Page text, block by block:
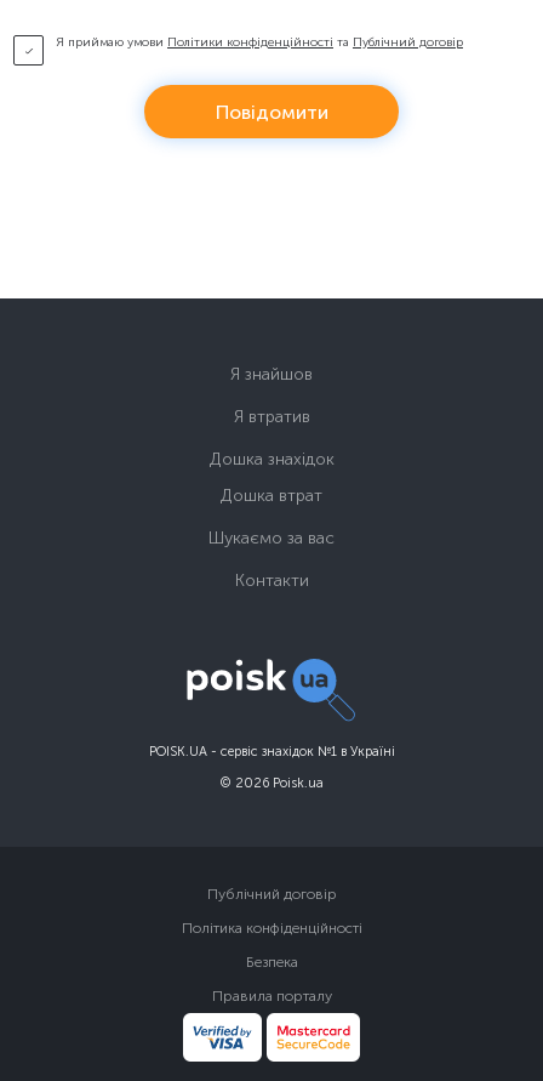
Я приймаю умови Політики конфіденційності та Публічний договір
Повідомити
POISK.UA - сервіс знахідок №1 в Україні
© 2026 Poisk.ua
Я знайшов
Я втратив
Дошка знахідок
Дошка втрат
Шукаємо за вас
Контакти
Публічний договір
Політика конфіденційності
Безпека
Правила порталу